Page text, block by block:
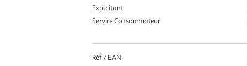
Exploitant
Service Consommateur
Réf / EAN :